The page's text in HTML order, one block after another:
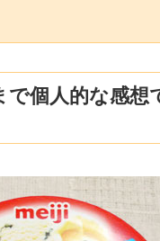
で個人的な感